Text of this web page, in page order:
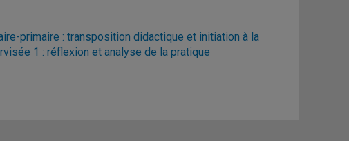
primaire : transposition didactique et initiation à la
1 : réflexion et analyse de la pratique